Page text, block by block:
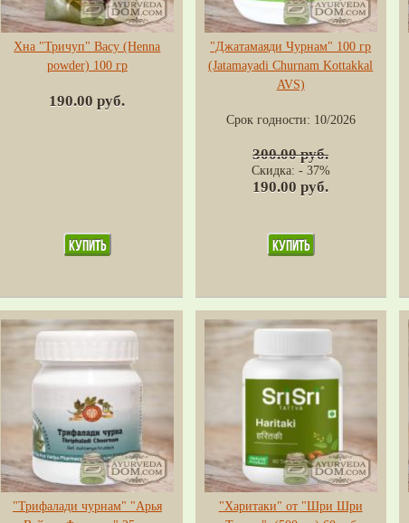
Хна "Тричуп" Васу (Henna
powder) 100 гр
190.00 руб.
"Джатамаяди Чурнам" 100 гр
(Jatamayadi Churnam Kottakkal
AVS)
Срок годности: 10/2026
300.00 руб.
Скидка: - 37%
190.00 руб.
"Трифалади чурнам" "Арья
"Харитаки" от "Шри Шри